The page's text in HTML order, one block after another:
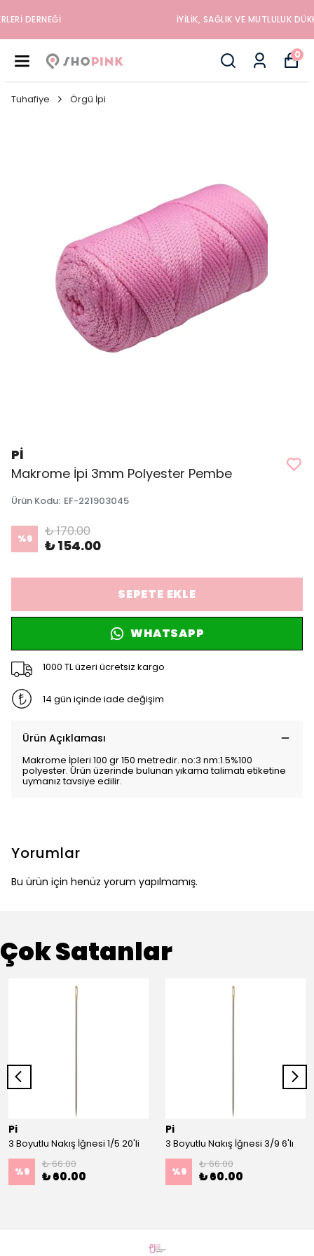
İYILIK, SAĞLIK VE MUTLULUK DÜKKANINA HOŞGELDINIZ
0
Tuhafiye Örgü İpi
Pİ
Makrome İpi 3mm Polyester Pembe
Ürün Kodu: EF-221903045
%9 ₺ 170.00
₺ 154.00
SEPETE EKLE
WHATSAPP
1000 TL üzeri ücretsiz kargo
14 gün içinde iade değişim
Ürün Açıklaması
Makrome İpleri 100 gr 150 metredir. no:3 nm:1.5%100
polyester. Ürün üzerinde bulunan yıkama talimatı etiketine
uymanız tavsiye edilir.
Yorumlar
Bu ürün için henüz yorum yapılmamış.
Çok Satanlar
Pi
3 Boyutlu Nakış İğnesi 1/5 20'li
%9
₺ 66.00
₺ 60.00
Pi
3 Boyutlu Nakış İğnesi 3/9 6'lı
%9
₺ 66.00
₺ 60.00